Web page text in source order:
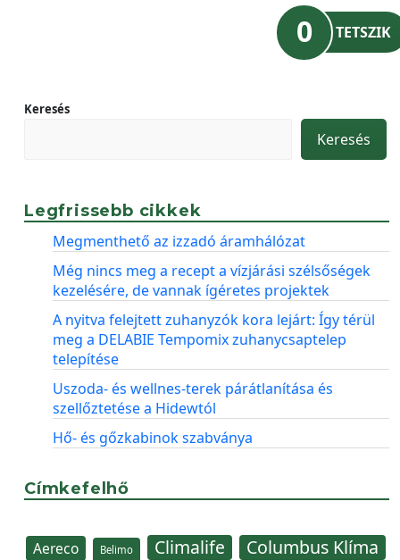
0 TETSZIK
Keresés
Keresés
Legfrissebb cikkek
Megmenthető az izzadó áramhálózat
Még nincs meg a recept a vízjárási szélsőségek
kezelésére, de vannak ígéretes projektek
A nyitva felejtett zuhanyzók kora lejárt: Így térül
meg a DELABIE Tempomix zuhanycsaptelep
telepítése
Uszoda- és wellnes-terek párátlanítása és
szellőztetése a Hidewtól
Hő- és gőzkabinok szabványa
Címkefelhő
Aereco Belimo Climalife Columbus Klíma